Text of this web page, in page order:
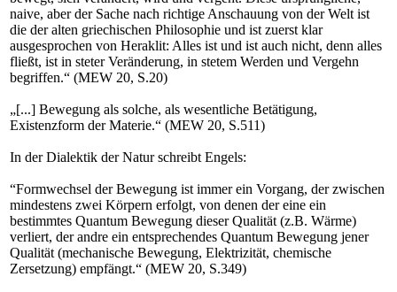
naive, aber der Sache nach richtige Anschauung von der Welt ist
die der alten griechischen Philosophie und ist zuerst klar
ausgesprochen von Heraklit: Alles ist und ist auch nicht, denn alles
fließt, ist in steter Veränderung, in stetem Werden und Vergehn
begriffen.“ (MEW 20, S.20)
„[...] Bewegung als solche, als wesentliche Betätigung,
Existenzform der Materie.“ (MEW 20, S.511)
In der Dialektik der Natur schreibt Engels:
“Formwechsel der Bewegung ist immer ein Vorgang, der zwischen
mindestens zwei Körpern erfolgt, von denen der eine ein
bestimmtes Quantum Bewegung dieser Qualität (z.B. Wärme)
verliert, der andre ein entsprechendes Quantum Bewegung jener
Qualität (mechanische Bewegung, Elektrizität, chemische
Zersetzung) empfängt.“ (MEW 20, S.349)